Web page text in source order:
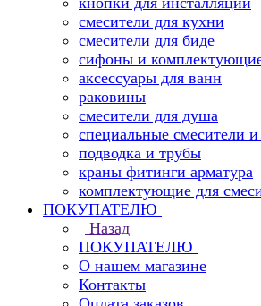
смесители для кухни
смесители для биде
сифоны и
аксессуары для ванн
раковины
смесители для душа
специальные смесители
подводка и трубы
краны фитинги арматура
комплектующие для
ПОКУПАТЕЛЮ
Назад
ПОКУПАТЕЛЮ
О нашем магазине
Контакты